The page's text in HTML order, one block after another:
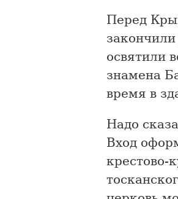
Перед
освятили
знамена
время в
Надо
Вход
крестово-